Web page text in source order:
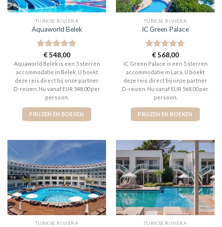
TURKSE RIVIERA
Aquaworld Belek
Gewaardeerd
5uit 5
€548,00
Aquaworld Belek is een 5 sterren
accommodatie in Belek. U boekt
deze reis direct bij onze partner
D-reizen. Nu vanaf EUR 548.00 per
persoon.
PRIJZEN EN BOEKEN
TURKSE RIVIERA
IC Green Palace
Gewaardeerd
5uit 5
€568,00
IC Green Palace is een 5 sterren
accommodatie in Lara. U boekt
deze reis direct bij onze partner
D-reizen. Nu vanaf EUR 568.00 per
persoon.
PRIJZEN EN BOEKEN
TURKSE RIVIERA TURKSE RIVIERA